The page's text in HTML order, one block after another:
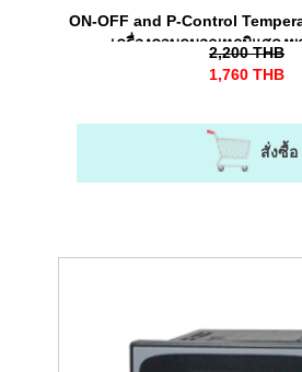
ON-OFF and P-Control
เครื่องควบคุมอุณหภูมิแสดง
2,200 THB
1,760 THB
สั่งซื้อ